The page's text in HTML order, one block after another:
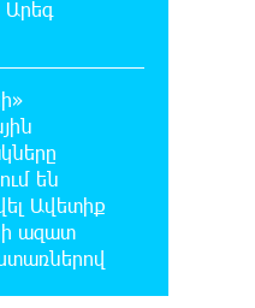
կղզում
հաղորդվում է
մասին
Արեգ
են
Ավետիք
ազատ